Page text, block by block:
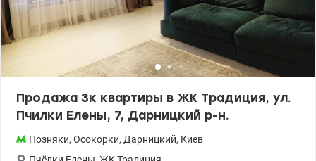
через несколько минут: - рядом государственные и частные
сады, школы, Славянская гимназия; - в пешей доступности
Ашан, Новус, АТБ, Эко-маркет, а также в самом доме - Новая
Почта и Укрпочта; - рядом ТРЦ River Mall, Алладин, озера
Солнечное и Качино; - остановка транспорта возле дома, метро
Позняки - 15 минут пешком; - в 100 м открывается обновленный
проживания, так и для инвестиции – спрос на аренду в этом
районе стабильно высок. Документы готовы к соглашению.
– 59 540 y.е. 096 644 99 34 – Юлия Ивахно Valion.ua/1142600
Продажа 3к квартиры в ЖК Традиция, ул.
Пчилки Елены, 7, Дарницкий р-н.
Позняки, Осокорки, Дарницкий, Киев